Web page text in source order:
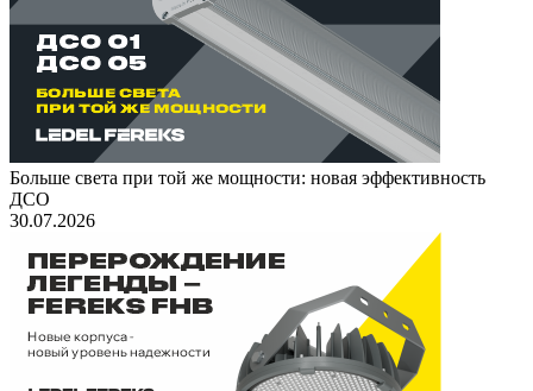
Больше света при той же мощности: новая эффективность
ДСО
30.07.2026